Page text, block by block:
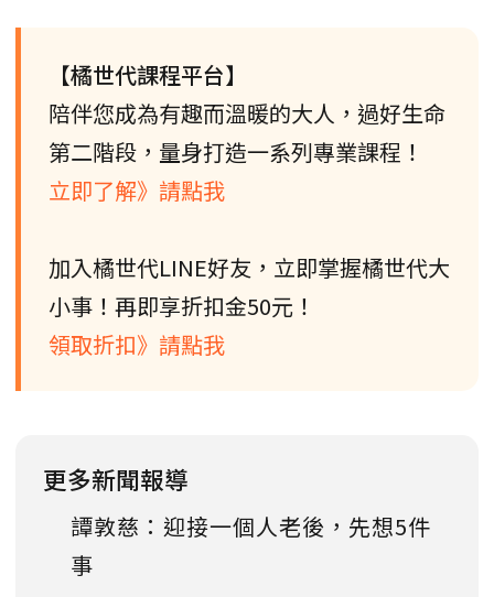
【橘世代課程平台】
陪伴您成為有趣而溫暖的大人，過好生命
第二階段，量身打造一系列專業課程！
立即了解》請點我
加入橘世代LINE好友，立即掌握橘世代大
小事！再即享折扣金50元！
領取折扣》請點我
更多新聞報導
譚敦慈：迎接一個人老後，先想5件
事